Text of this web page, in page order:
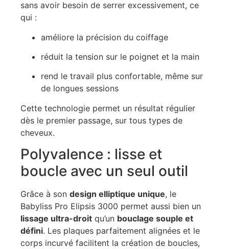
sans avoir besoin de serrer excessivement, ce
qui :
améliore la précision du coiffage
réduit la tension sur le poignet et la main
rend le travail plus confortable, même sur
de longues sessions
Cette technologie permet un résultat régulier
dès le premier passage, sur tous types de
cheveux.
Polyvalence : lisse et
boucle avec un seul outil
Grâce à son design elliptique unique, le
Babyliss Pro Elipsis 3000 permet aussi bien un
lissage ultra-droit qu’un bouclage souple et
défini. Les plaques parfaitement alignées et le
corps incurvé facilitent la création de boucles,